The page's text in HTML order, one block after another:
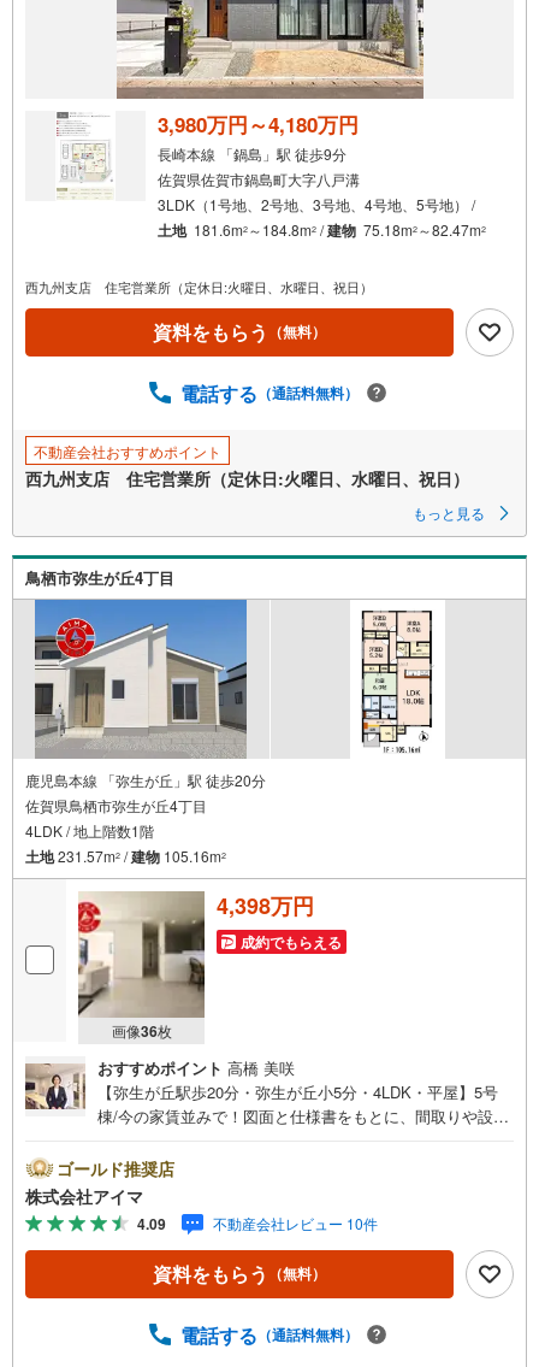
3,980万円～4,180万円
長崎本線 「鍋島」駅 徒歩9分
佐賀県佐賀市鍋島町大字八戸溝
3LDK（1号地、2号地、3号地、4号地、5号地） /
土地 181.6m2 ～184.8m2 /建物 75.18m2 ～82.47m2
西九州支店 住宅営業所（定休日:火曜日、水曜日、祝日）
資料をもらう （無料）
電話する （通話料無料）
不動産会社おすすめポイント
西九州支店 住宅営業所（定休日:火曜日、水曜日、祝日）
もっと見る
鳥栖市弥生が丘4丁目
鹿児島本線 「弥生が丘」駅 徒歩20分
佐賀県鳥栖市弥生が丘4丁目
4LDK / 地上階数1階
土地231.57m2 /建物 105.16m2
画像36枚
4,398万円
成約でもらえる
おすすめポイント 高橋 美咲
【弥生が丘駅歩20分・弥生が丘小5分・4LDK・平屋】5号
棟/今の家賃並みで！図面と仕様書をもとに、間取りや設備
ロア設計で、子育て期からシニア期まで安心して暮らせま
す。■広さ・間取り間取りは4LDK・LDK18帖以上。土地約7
0坪・延床約32坪と、暮らしの広さを数字でご確認いただけ
ます。■品質・保証住まいの品質を支える裏付けです。基礎
は面で支えるベタ基礎。地盤調査を実施済み。完了検査済
証の交付済み。ほかにフラット35Sに対応・フラット35S適
学校へ徒歩約39分。お車は3台駐車できます。■アイマのサ
ゴールド推奨店
株式会社アイマ
4.09 不動産会社レビュー 10件
資料をもらう （無料）
電話する （通話料無料）